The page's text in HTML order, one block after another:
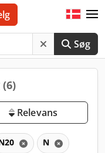
Søg
(6)
Relevans
N